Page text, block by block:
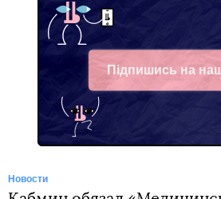
Підпишись на
Facebook
Новости